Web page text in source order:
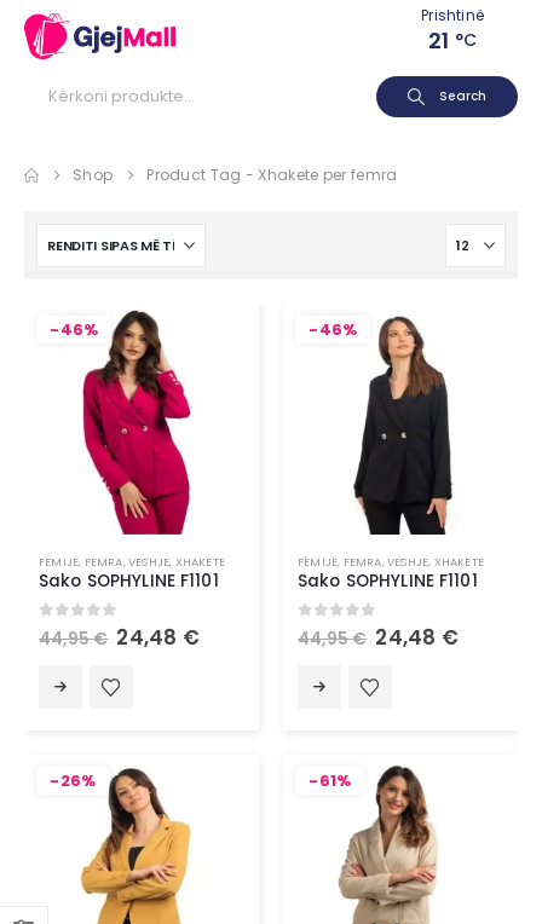
Prishtinë
21 °C
Search
Shop Product Tag - Xhakete per femra
-46%
FËMIJË, FEMRA,VESHJE, XHAKETE
Sako SOPHYLINE F1101
out of 5
44,95€ 24,48 €
-46%
FËMIJË, FEMRA,VESHJE, XHAKETE
Sako SOPHYLINE F1101
out of 5
44,95€ 24,48 €
-26% -61%